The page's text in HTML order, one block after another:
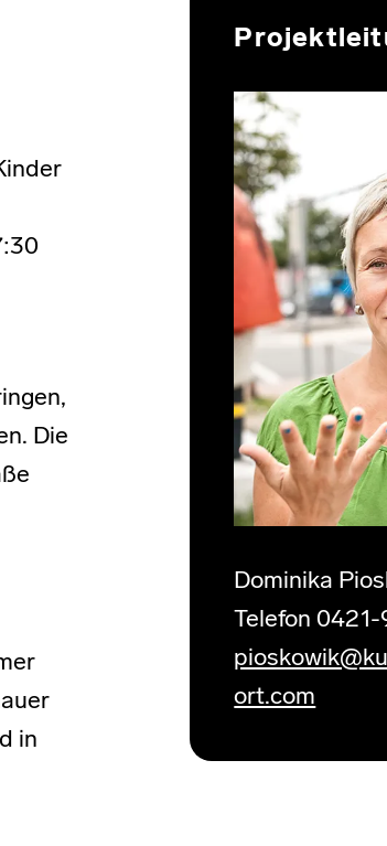
Die
in
Dominika
Telefon
ort.com